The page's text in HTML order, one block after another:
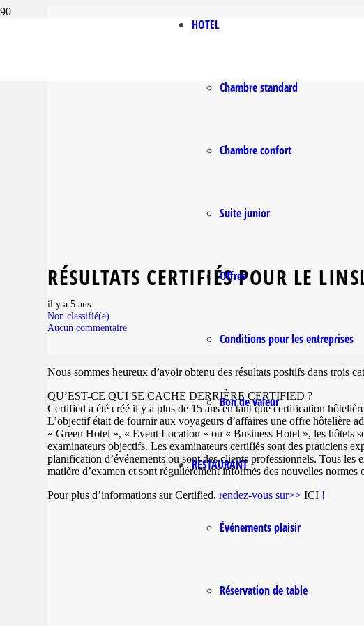
HOTEL
Chambre standard
Chambre confort
Suite junior
Offres
Conditions pour les entreprises
Bon de valeur
RESTAURANT
Événements plaisir
Réservation de table
RÉSULTATS CERTIFIÉS POUR LE
il y a 5 ans
Non classifié(e)
Aucun commentaire
Nous sommes heureux d’avoir obtenu des résultats positifs dans trois
QU’EST-CE QUI SE CACHE DERRIÈRE CERTIFIED ?
Certified a été créé il y a plus de 15 ans en tant que certification
L’objectif était de fournir aux voyageurs d’affaires une offre hôtelière
« Green Hotel », « Event Location » ou « Business Hotel », les hôtels
examinateurs objectifs. Les examinateurs certifiés sont des praticiens
planification d’événements ou sont des clients professionnels. Tous
matière d’examen et sont régulièrement informés des nouvelles normes
Pour plus d’informations sur Certified, rendez-vous sur>> ICI !